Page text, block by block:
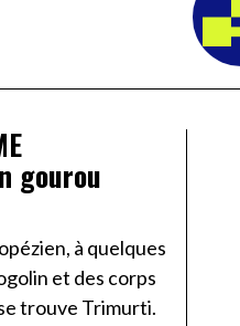
gourou
à quelques
et des corps
trouve Trimurti.